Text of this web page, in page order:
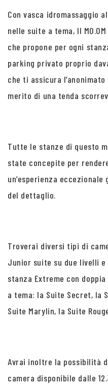
Con vasca idromassaggio
nelle suite a tema, Il
che propone per ogni
parking privato proprio
che ti assicura
merito di una tenda
Tutte le stanze di questo
state concepite per
un’esperienza
del dettaglio.
Troverai diversi tipi di
Junior suite su due livelli e
stanza Extreme con
a tema: la Suite Secret, la
Suite Marylin, la Suite
Avrai inoltre la possibilità
camera disponibile dalle